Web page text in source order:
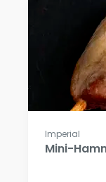
Imperial
Mini-